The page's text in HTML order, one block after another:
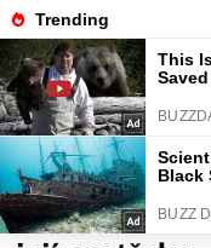
Fajntip.cz Bydlení
Největší žrout
domácnosti
tahle